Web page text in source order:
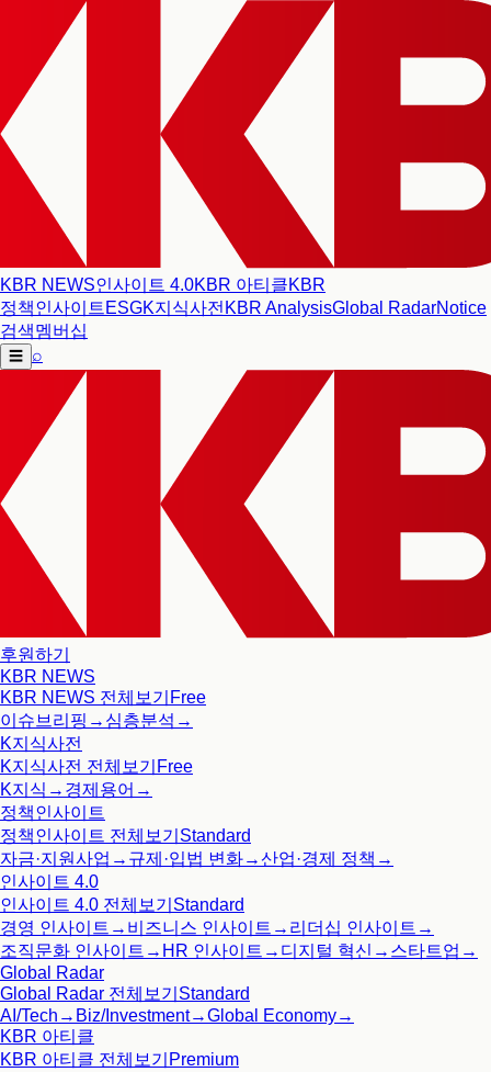
KBR NEWS인사이트 4.0KBR 아티클KBR
정책인사이트 ESGK지식사전 KBR AnalysisGlobal RadarNotice
검색멤버십
☰ ⌕
후원하기
KBR NEWS
KBR NEWS 전체보기 Free
이슈브리핑 → 심층분석 →
K지식사전
K지식사전 전체보기 Free
K지식 → 경제용어 →
정책인사이트
정책인사이트 전체보기 Standard
자금·지원사업 → 규제·입법 변화→산업·경제 정책 →
인사이트 4.0
인사이트 4.0 전체보기 Standard
경영 인사이트 → 비즈니스 인사이트 → 리더십 인사이트 →
조직문화 인사이트 → HR 인사이트 → 디지털 혁신 → 스타트업 →
Global Radar
Global Radar 전체보기 Standard
AI/Tech → Biz/Investment→Global Economy→
KBR 아티클
KBR 아티클 전체보기 Premium